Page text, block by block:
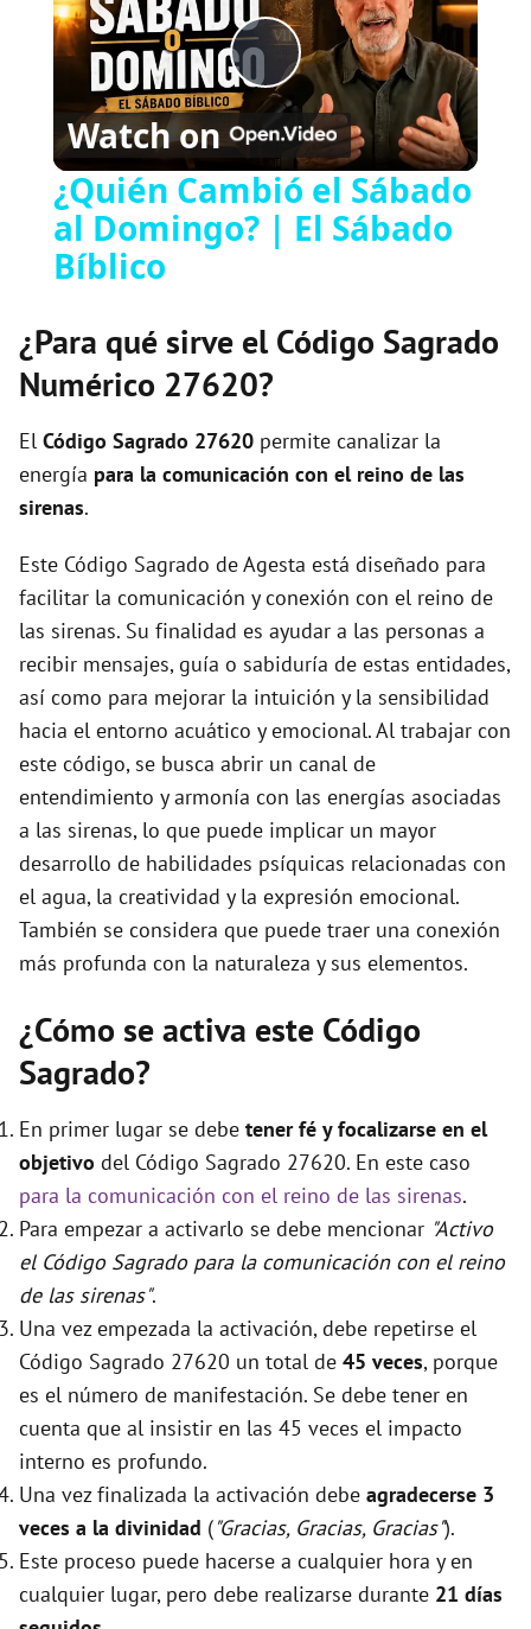
P
V
i
e
o
Watch on
¿Quién Cambió el Sábado
al Domingo? | El Sábado
Bíblico
¿Para qué sirve el Código Sagrado
Numérico 27620?
El Código Sagrado 27620 permite canalizar la
energía para la comunicación con el reino de las
sirenas.
Este Código Sagrado de Agesta está diseñado para
facilitar la comunicación y conexión con el reino de
las sirenas. Su finalidad es ayudar a las personas a
recibir mensajes, guía o sabiduría de estas entidades,
así como para mejorar la intuición y la sensibilidad
hacia el entorno acuático y emocional. Al trabajar con
este código, se busca abrir un canal de
entendimiento y armonía con las energías asociadas
a las sirenas, lo que puede implicar un mayor
desarrollo de habilidades psíquicas relacionadas con
el agua, la creatividad y la expresión emocional.
También se considera que puede traer una conexión
más profunda con la naturaleza y sus elementos.
¿Cómo se activa este Código
Sagrado?
En primer lugar se debe tener fé y focalizarse en el
objetivo del Código Sagrado 27620. En este caso
para la comunicación con el reino de las sirenas.
Para empezar a activarlo se debe mencionar "Activo
el Código Sagrado para la comunicación con el reino
de las sirenas".
Una vez empezada la activación, debe repetirse el
Código Sagrado 27620 un total de 45 veces, porque
es el número de manifestación. Se debe tener en
cuenta que al insistir en las 45 veces el impacto
interno es profundo.
Una vez finalizada la activación debe agradecerse 3
veces a la divinidad ("Gracias, Gracias, Gracias").
Este proceso puede hacerse a cualquier hora y en
cualquier lugar, pero debe realizarse durante 21 días